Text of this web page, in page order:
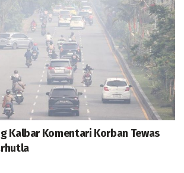
Kalbar Komentari Korban Tewas